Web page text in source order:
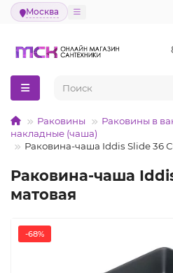
Москва
Раковины Раковины в
накладные (чаша)
Раковина-чаша Iddis Slide 36
Раковина-чаша
матовая
-68%